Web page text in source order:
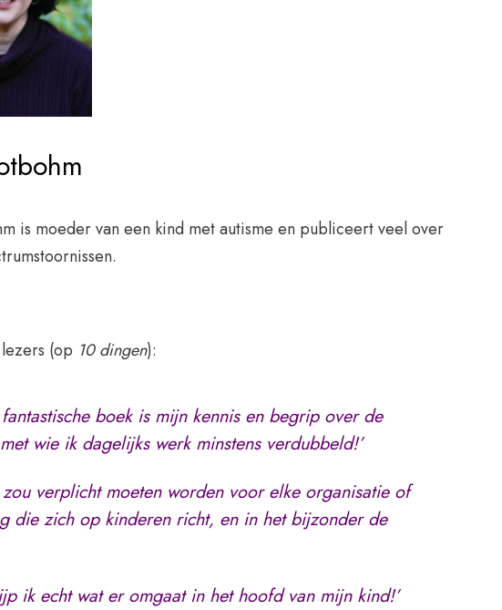
is moeder van een kind met autisme en publiceert veel over
(op 10 dingen):
fantastische boek is mijn kennis en begrip over de
wie ik dagelijks werk minstens verdubbeld!’
zou verplicht moeten worden voor elke organisatie of
die zich op kinderen richt, en in het bijzonder de
ik echt wat er omgaat in het hoofd van mijn kind!’